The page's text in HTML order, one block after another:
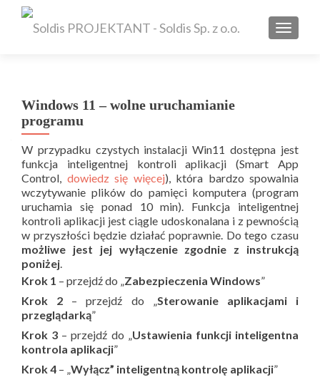
Windows 11 – wolne uruchamianie
programu
W przypadku czystych instalacji Win11 dostępna jest
funkcja inteligentnej kontroli aplikacji (Smart App
Control, dowiedz się więcej), która bardzo spowalnia
wczytywanie plików do pamięci komputera (program
uruchamia się ponad 10 min). Funkcja inteligentnej
kontroli aplikacji jest ciągle udoskonalana i z pewnością
w przyszłości będzie działać poprawnie. Do tego czasu
możliwe jest jej wyłączenie zgodnie z instrukcją
poniżej.
Krok 1 – przejdź do „Zabezpieczenia Windows”
Krok 2 – przejdź do „Sterowanie aplikacjami i
przeglądarką”
Krok 3 – przejdź do „Ustawienia funkcji inteligentna
kontrola aplikacji”
Krok 4 – „Wyłącz” inteligentną kontrolę aplikacji”